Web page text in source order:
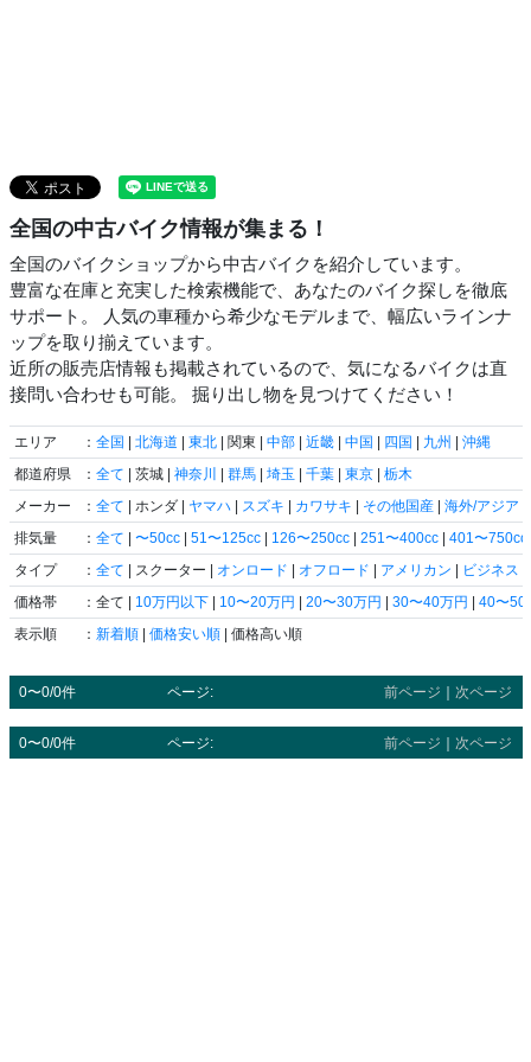
全国の中古バイク情報が集まる！
全国のバイクショップから中古バイクを紹介しています。
豊富な在庫と充実した検索機能で、あなたのバイク探しを徹底
サポート。 人気の車種から希少なモデルまで、幅広いラインナ
ップを取り揃えています。
近所の販売店情報も掲載されているので、気になるバイクは直
接問い合わせも可能。 掘り出し物を見つけてください！
エリア ： 全国 | 北海道 | 東北 | 関東 | 中部 | 近畿 | 中国 | 四国 | 九州 | 沖縄
都道府県
： 全て | 茨城 | 神奈川 | 群馬 | 埼玉 | 千葉 | 東京 | 栃木
メーカー
： 全て | ホンダ | ヤマハ | スズキ | カワサキ | その他国産 | 海外/アジア
排気量
： 全て | 〜50cc | 51〜125cc | 126〜250cc | 251〜400cc | 401〜750cc
タイプ
： 全て | スクーター | オンロード | オフロード | アメリカン | ビジネス
価格帯
：全て | 10万円以下 | 10〜20万円 | 20〜30万円 | 30〜40万円 | 40〜50
表示順
： 新着順 | 価格安い順 | 価格高い順
0〜0/0件 ページ: 前ページ 次ページ
0〜0/0件 ページ: 前ページ ｜ 次ページ